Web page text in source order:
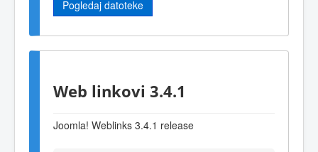
Pogledaj datoteke
Web linkovi 3.4.1
Joomla! Weblinks 3.4.1 release